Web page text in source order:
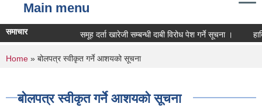
Main menu
समाचार समूह दर्ता खारेजी सम्बन्धी दाबी विरोध पेश गर्ने सूचना ।
You are here
Home » बोलपत्र स्वीकृत गर्ने आशयको सूचना
बोलपत्र स्वीकृत गर्ने आशयको सूचना